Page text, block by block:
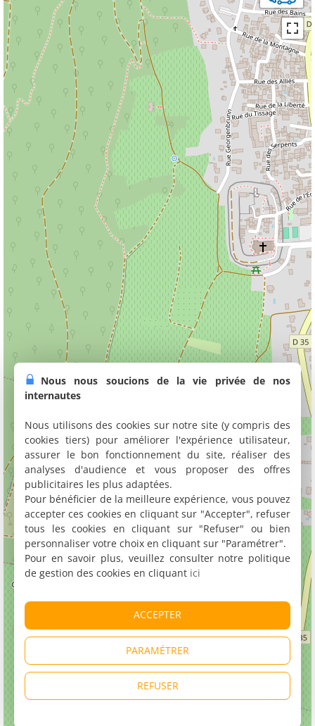
Nous nous soucions de la vie privée de nos
internautes
Nous utilisons des cookies sur notre site (y compris des
cookies tiers) pour améliorer l'expérience utilisateur,
assurer le bon fonctionnement du site, réaliser des
analyses d'audience et vous proposer des offres
publicitaires les plus adaptées.
Pour bénéficier de la meilleure expérience, vous pouvez
accepter ces cookies en cliquant sur "Accepter", refuser
tous les cookies en cliquant sur "Refuser" ou bien
personnaliser votre choix en cliquant sur "Paramétrer".
Pour en savoir plus, veuillez consulter notre politique
de gestion des cookies en cliquant ici
ACCEPTER
PARAMÉTRER
REFUSER